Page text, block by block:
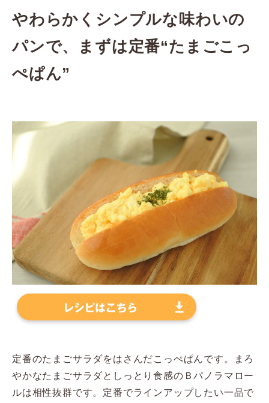
やわらかくシンプルな味わいの
パンで、まずは定番“たまごこっ
ぺぱん”
定番のたまごサラダをはさんだこっぺぱんです。まろ
やかなたまごサラダとしっとり食感のＢパノラマロー
ルは相性抜群です。定番でラインアップしたい一品で